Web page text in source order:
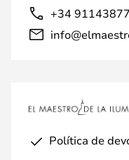
+34
Política de